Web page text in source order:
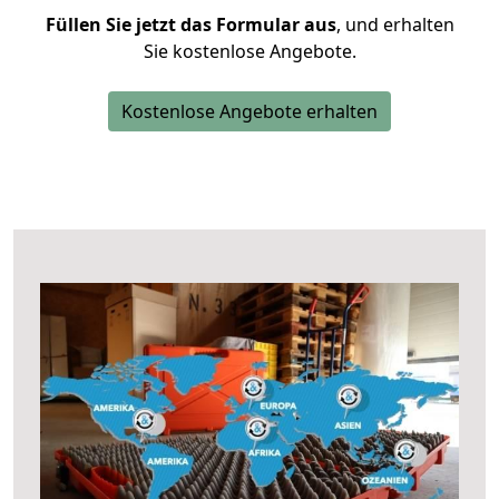
Füllen Sie jetzt das Formular aus, und erhalten
Sie kostenlose Angebote.
Kostenlose Angebote erhalten